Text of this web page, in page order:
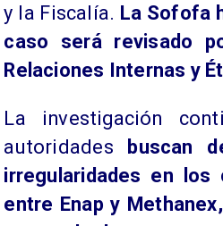
y la Fiscalía. La Sofofa
caso será revisado
Relaciones Internas y
La investigación
autoridades buscan
irregularidades en
entre Enap y